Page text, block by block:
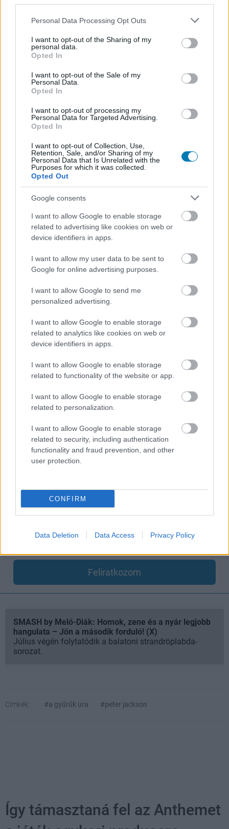
Please note that this website/app uses one or more Google
not limited to your visit or usage behaviour. You may click to
grant or deny consent to Google and its third-party tags to
use your data for below specified purposes in below Google
consent section.
Personal Data Processing Opt Outs
I want to opt-out of the Sharing of my
personal data.
Opted In
I want to opt-out of the Sale of my
Personal Data.
Opted In
I want to opt-out of processing my
Personal Data for Targeted Advertising.
Opted In
I want to opt-out of Collection, Use,
Retention, Sale, and/or Sharing of my
Personal Data that Is Unrelated with the
Purposes for which it was collected.
Opted Out
Google consents
I want to allow Google to enable storage
related to advertising like cookies on web or
device identifiers in apps.
I want to allow my user data to be sent to
Google for online advertising purposes.
I want to allow Google to send me
personalized advertising.
I want to allow Google to enable storage
related to analytics like cookies on web or
device identifiers in apps.
I want to allow Google to enable storage
related to functionality of the website or app.
I want to allow Google to enable storage
related to personalization.
I want to allow Google to enable storage
related to security, including authentication
functionality and fraud prevention, and other
user protection.
CONFIRM
Data Deletion Data Access Privacy Policy
A nagy érdeklődésre való tekintettel újabb
Loaded
Peter Jackson A Gyűrűk Ura-trilógiája
visszatér a
mozikbaA Gyűrű Szövetsége bemutatásának 25.
évfordulója alkalmából, és a jelek szerint a nézők
lelkesen térnek vissza Középföldére. A három film
vetítése január 16-án (A Gyűrű Szövetsége), 17-én (A két
torony), illetve 18-án (A király visszatér) lesz az USA-ban,
A Fathom Entertainment adatai szerint eddig mintegy
407 ezer jegy kelt el, ami 5 millió dolláros bevételt jelent
az amerikai piacon. Ez 65 százalékkal haladja meg a
2024-es újrabemutató azonos időszakának eladásait,
nagy érdeklődés miatt a forgalmazó további
helyszínekkel, időpontokkal és vetítésekkel bővíti a
Az évforduló alkalmából a nézők az egyes filmek bővített
változatai előtt exkluzív videós bevezetőt is kapnak
Peter Jacksontól. A bővített kiadások összjátékideje
meghaladja a 11 és fél órát, szemben az eredeti
regényei alapján készült trilógia világszerte közel 3
milliárd dolláros bevételt termelt, és 17 Oscar-díjat nyert,
míg a későbbi Hobbit-trilógia szintén mintegy 3 milliárd
dollárt hozott globálisan.
Olvasd telefonon csak a legfontosabb híreket!
Semmi spam, csak napi 2-3 értesítés Viberen, hogy
képben maradj a játék- és filmvilág, a geek kultúra
Feliratkozom
SMASH by Meló-Diák: Homok, zene és a nyár legjobb
hangulata – Jön a második forduló! (X)
Július végén folytatódik a balatoni strandröplabda-
sorozat.
Címkék: #a gyűrűk ura #peter jackson
Így támasztaná fel az Anthemet